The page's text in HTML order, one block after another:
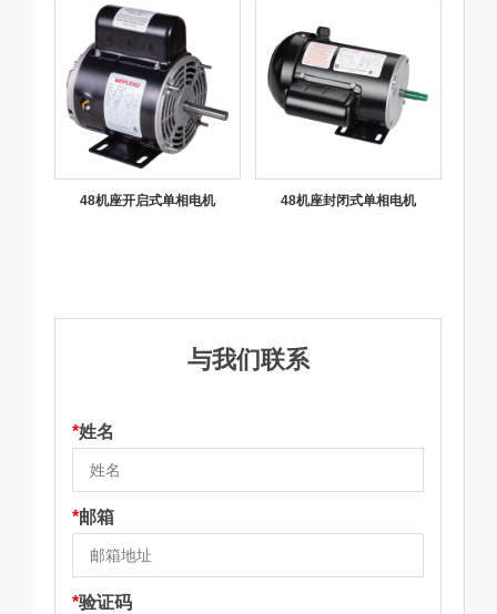
48机座开启式单相电机 48机座封闭式单相电机
与我们联系
*姓名
*邮箱
*验证码